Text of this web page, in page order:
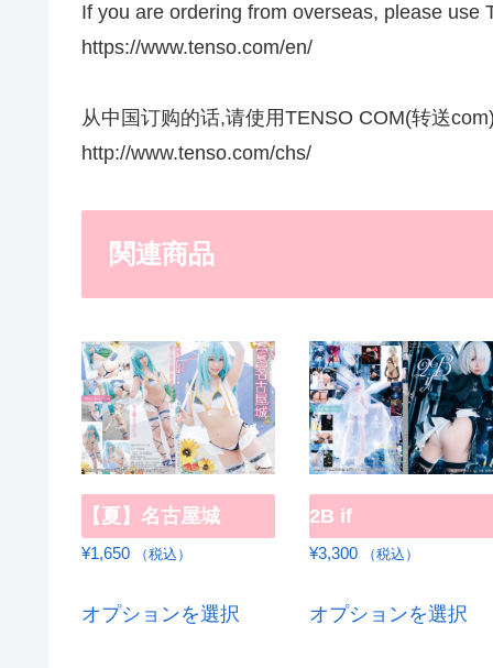
If you are ordering from overseas, please use
https://www.tenso.com/en/
从中国订购的话,请使用TENSO COM(转送
http://www.tenso.com/chs/
関連商品
【夏】名古屋城
¥1,650 （税込）
オプションを選択
の
2B if
¥3,300 （税込）
オプションを選択
の